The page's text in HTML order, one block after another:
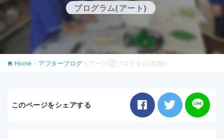
学校生活
入学案内
プログラム(アート)
Home » アフターブログ » アート②プログラム（6/26）
このページをシェアする